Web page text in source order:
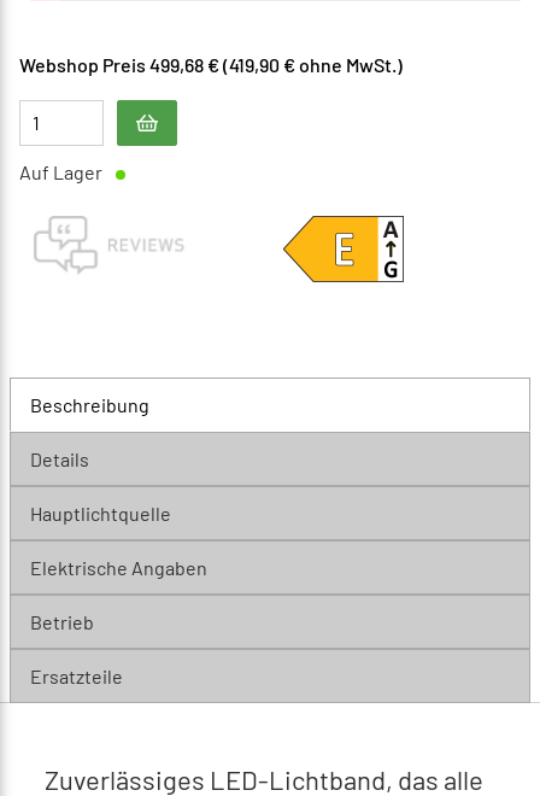
Webshop Preis 499,68 € (419,90 € ohne MwSt.)
Auf Lager
Beschreibung
Details
Hauptlichtquelle
Elektrische Angaben
Betrieb
Ersatzteile
Zuverlässiges LED-Lichtband, das alle